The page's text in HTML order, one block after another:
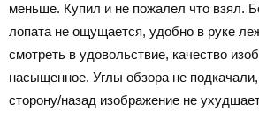
меньше. Купил и не пожалел что взял.
лопата не ощущается, удобно в руке
смотреть в удовольствие, качество
насыщенное. Углы обзора не
сторону/назад изображение не